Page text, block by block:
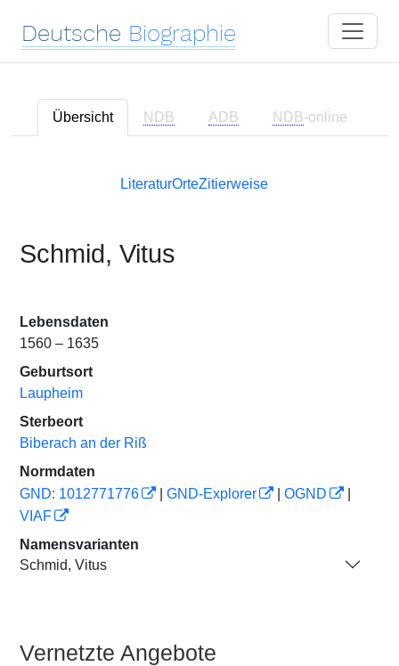
Deutsche Biographie
Übersicht NDB ADB NDB-online
LiteraturOrteZitierweise
Schmid, Vitus
Lebensdaten
1560 – 1635
Geburtsort
Laupheim
Sterbeort
Biberach an der Riß
Normdaten
GND: 1012771776
GND-Explorer OGND
VIAF
Namensvarianten
Schmid, Vitus
Vernetzte Angebote